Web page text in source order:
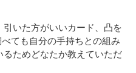
いた方がいいカード、凸を
ても自分の手持ちとの組み
ためどなたか教えていただ